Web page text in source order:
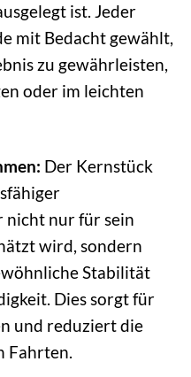
ist. Jeder
mit Bedacht gewählt,
zu gewährleisten,
oder im leichten
Der Kernstück
nicht nur für sein
wird, sondern
Stabilität
Dies sorgt für
und reduziert die
Fahrten.